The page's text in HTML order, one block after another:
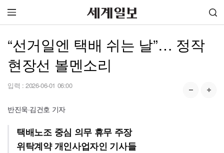
“선거일엔 택배 쉬는 날”… 정작
현장선 볼멘소리
입력 : 2026-06-01 06:00
반진욱·김건호 기자
택배노조 중심 의무 휴무 주장
위탁계약 개인사업자인 기사들